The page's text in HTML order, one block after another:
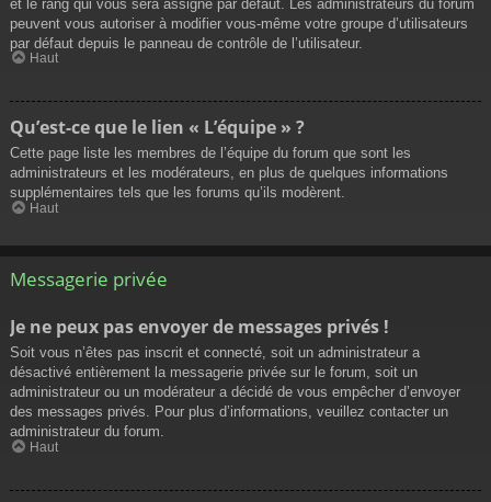
et le rang qui vous sera assigné par défaut. Les administrateurs du forum
peuvent vous autoriser à modifier vous-même votre groupe d’utilisateurs
par défaut depuis le panneau de contrôle de l’utilisateur.
Haut
Qu’est-ce que le lien « L’équipe » ?
Cette page liste les membres de l’équipe du forum que sont les
administrateurs et les modérateurs, en plus de quelques informations
supplémentaires tels que les forums qu’ils modèrent.
Haut
Messagerie privée
Je ne peux pas envoyer de messages privés !
Soit vous n’êtes pas inscrit et connecté, soit un administrateur a
désactivé entièrement la messagerie privée sur le forum, soit un
administrateur ou un modérateur a décidé de vous empêcher d’envoyer
des messages privés. Pour plus d’informations, veuillez contacter un
administrateur du forum.
Haut